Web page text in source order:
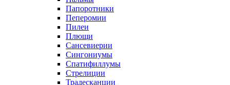
Папоротники
Пеперомии
Пилеи
Плющи
Сансевиерии
Сингониумы
Спатифиллумы
Стрелиции
Традесканции